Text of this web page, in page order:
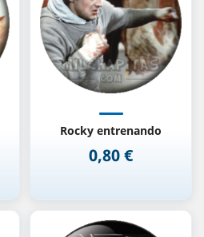
Rocky entrenando
Precio
0,80 €